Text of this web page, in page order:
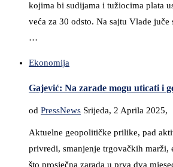
kojima bi sudijama i tužiocima plata
veća za 30 odsto. Na sajtu Vlade
…
Ekonomija
Gajević: Na zarade mogu uticati i
od PressNews Srijeda, 2 Aprila 2025,
Aktuelne geopolitičke prilike, pad
privredi, smanjenje trgovačkih marži,
što prosječna zarada u prva dva